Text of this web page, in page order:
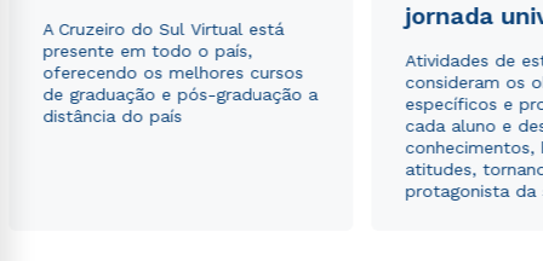
A Cruzeiro do Sul Virtual está
presente em todo o país,
oferecendo os melhores cursos
de graduação e pós-graduação a
distância do país
jornada
Atividades de
consideram os
específicos e
cada aluno e
conhecimentos,
atitudes,
protagonista da